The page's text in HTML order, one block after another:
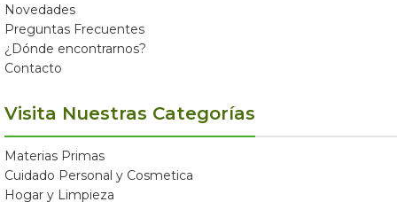
Novedades
Preguntas Frecuentes
¿Dónde encontrarnos?
Contacto
Visita Nuestras Categorías
Materias Primas
Cuidado Personal y Cosmetica
Hogar y Limpieza